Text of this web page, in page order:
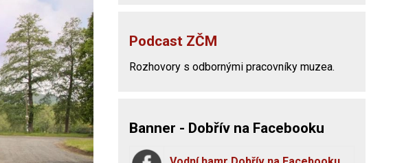
Podcast ZČM
Rozhovory s odbornými pracovníky muzea.
Banner - Dobřív na Facebooku